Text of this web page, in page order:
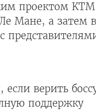
проектом
Мане, а затем в
верить
поддержку